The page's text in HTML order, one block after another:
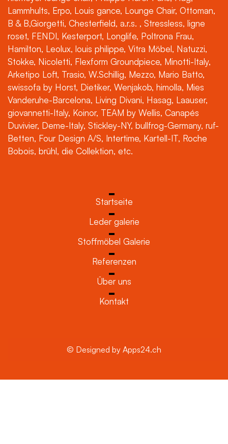
Lammhults, Erpo, Louis gance, Lounge Chair, Ottoman,
B & B,Giorgetti, Chesterfield, a.r.s. , Stressless, ligne
roset, FENDI, Kesterport, Longlife, Poltrona Frau,
Hamilton, Leolux, louis philippe, Vitra Möbel, Natuzzi,
Stokke, Nicoletti, Flexform Groundpiece, Minotti-Italy,
Arketipo Loft, Trasio, W.Schillig, Mezzo, Mario Batto,
swissofa by Horst, Dietiker, Wenjakob, himolla, Mies
Vanderuhe-Barcelona, Living Divani, Hasag, Laauser,
giovannetti-Italy, Koinor, TEAM by Wellis, Canapés
Duvivier, Deme-Italy, Stickley-NY, bullfrog-Germany, ruf-
Betten, Four Design A/S, Intertime, Kartell-IT, Roche
Bobois, brühl, die Collektion, etc.
Startseite
Leder galerie
Stoffmöbel Galerie
Referenzen
Über uns
Kontakt
© Designed by Apps24.ch